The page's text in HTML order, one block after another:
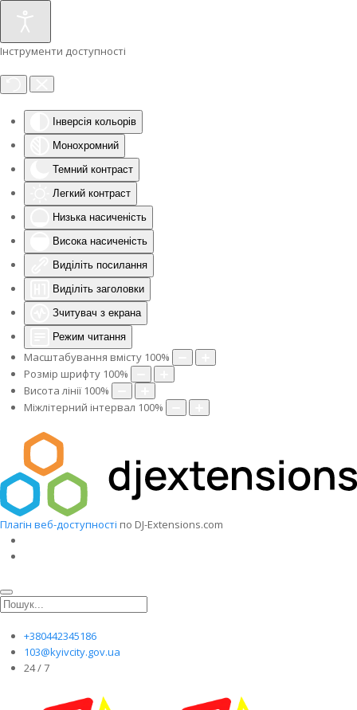
Інструменти доступності
Інверсія кольорів
Монохромний
Темний контраст
Легкий контраст
Низька насиченість
Висока насиченість
Виділіть посилання
Виділіть заголовки
Зчитувач з екрана
Режим читання
Масштабування вмісту 100%
Розмір шрифту 100%
Висота лінії 100%
Міжлітерний інтервал 100%
Плагін веб-доступності по DJ-Extensions.com
+380442345186
103@kyivcity.gov.ua
24 / 7